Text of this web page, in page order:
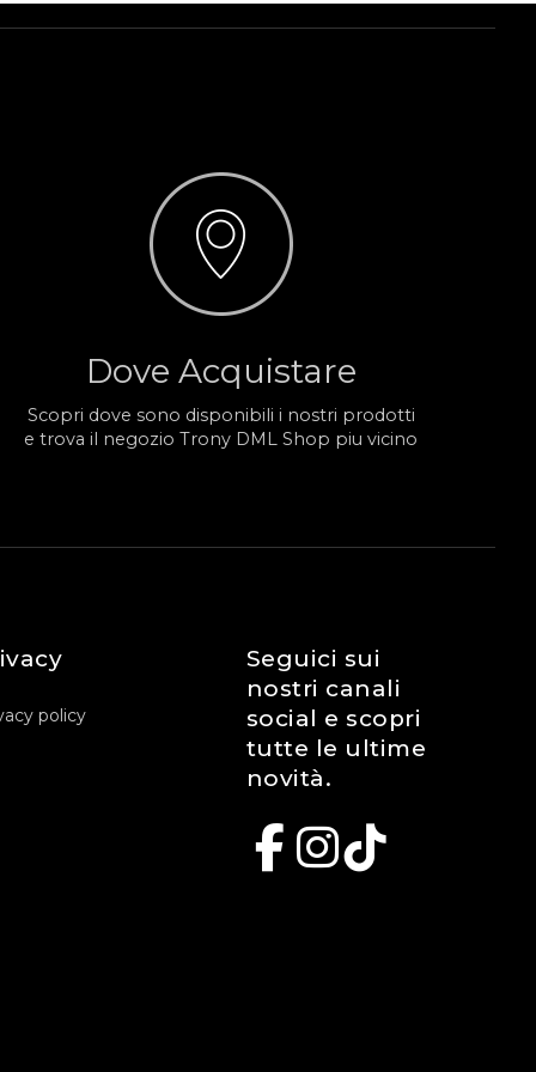
Dove Acquistare
Scopri dove sono disponibili i nostri prodotti
e trova il negozio Trony DML Shop piu vicino
policy
Seguici sui
nostri canali
social e scopri
tutte le ultime
novità.